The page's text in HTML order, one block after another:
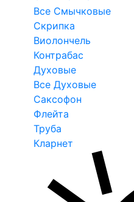
Все Смычковые
Скрипка
Виолончель
Контрабас
Духовые
Все Духовые
Саксофон
Флейта
Труба
Кларнет